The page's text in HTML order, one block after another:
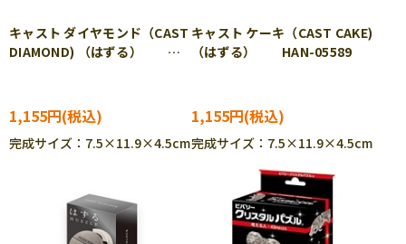
キャスト ダイヤモンド（CAST
DIAMOND) （はずる）
1,155円
完成サイズ：7.5×11.9×4.5cm
キャスト ケーキ（CAST CAKE)
（はずる） HAN-05589
1,155円
完成サイズ：7.5×11.9×4.5cm